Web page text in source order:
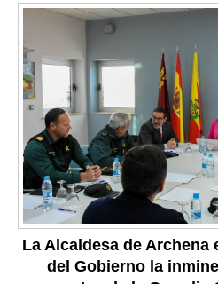
La Alcaldesa de Archena
del Gobierno la